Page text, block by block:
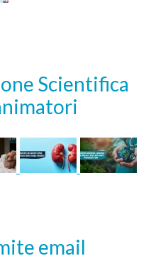
Scientifica
email